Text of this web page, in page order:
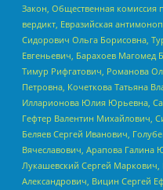
Закон, Общественная комиссия
вердикт, Евразийская
Сидорович Ольга Борисовна,
Евгеньевич, Барахоев
Тимур Рифгатович, Романова
Петровна, Кочеткова Татьяна
Илларионова Юлия Юрьевна,
Гефтер Валентин Михайлович,
Беляев Сергей Иванович,
Вячеславович, Арапова
Лукашевский Сергей
Александрович, Вицин Сергей